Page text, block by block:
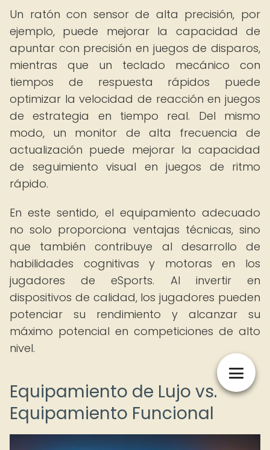
Un ratón con sensor de alta precisión, por
ejemplo, puede mejorar la capacidad de
apuntar con precisión en juegos de disparos,
mientras que un teclado mecánico con
tiempos de respuesta rápidos puede
optimizar la velocidad de reacción en juegos
de estrategia en tiempo real. Del mismo
modo, un monitor de alta frecuencia de
actualización puede mejorar la capacidad
de seguimiento visual en juegos de ritmo
rápido.
En este sentido, el equipamiento adecuado
no solo proporciona ventajas técnicas, sino
que también contribuye al desarrollo de
habilidades cognitivas y motoras en los
jugadores de eSports. Al invertir en
dispositivos de calidad, los jugadores pueden
potenciar su rendimiento y alcanzar su
máximo potencial en competiciones de alto
nivel.
Equipamiento de Lujo vs.
Equipamiento Funcional